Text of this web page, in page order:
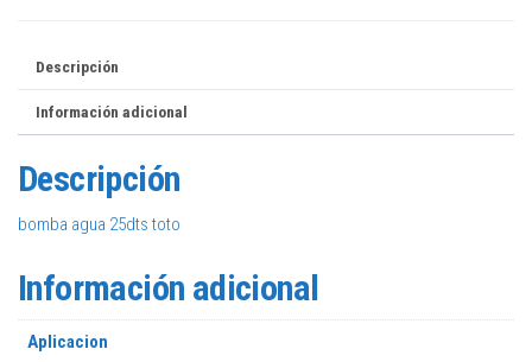
Descripción
Información adicional
Descripción
bomba agua 25dts toto
Información adicional
Aplicacion